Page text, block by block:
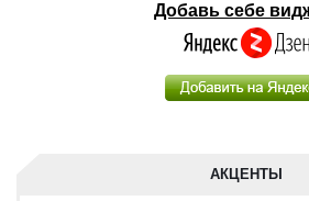
Добавь себе
АКЦЕНТЫ